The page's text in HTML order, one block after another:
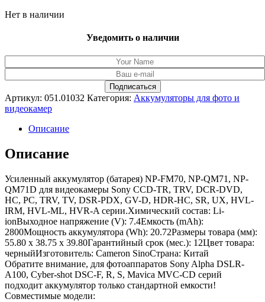
Нет в наличии
Уведомить о наличии
Артикул: 051.01032 Категория: Аккумуляторы для фото и
видеокамер
Описание
Описание
Усиленный аккумулятор (батарея) NP-FM70, NP-QM71, NP-
QM71D для видеокамеры Sony CCD-TR, TRV, DCR-DVD,
HC, PC, TRV, TV, DSR-PDX, GV-D, HDR-HC, SR, UX, HVL-
IRM, HVL-ML, HVR-A серии.Химический состав: Li-
ionВыходное напряжение (V): 7.4Емкость (mAh):
2800Мощность аккумулятора (Wh): 20.72Размеры товара (мм):
55.80 x 38.75 x 39.80Гарантийный срок (мес.): 12Цвет товара:
черныйИзготовитель: Cameron SinoСтрана: Китай
Обратите внимание, для фотоаппаратов Sony Alpha DSLR-
A100, Cyber-shot DSC-F, R, S, Mavica MVC-CD серий
подходит аккумулятор только стандартной емкости!
Совместимые модели: